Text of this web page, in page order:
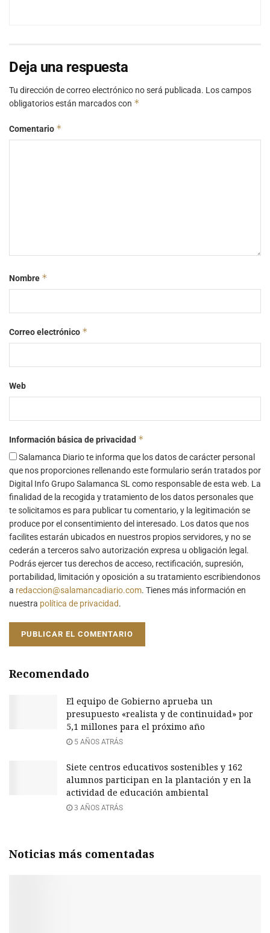
Deja una respuesta
Tu dirección de correo electrónico no será publicada. Los campos
obligatorios están marcados con *
Comentario *
Nombre *
Correo electrónico *
Web
Información básica de privacidad *
Salamanca Diario te informa que los datos de carácter personal
que nos proporciones rellenando este formulario serán tratados por
Digital Info Grupo Salamanca SL como responsable de esta web. La
finalidad de la recogida y tratamiento de los datos personales que
te solicitamos es para publicar tu comentario, y la legitimación se
produce por el consentimiento del interesado. Los datos que nos
facilites estarán ubicados en nuestros propios servidores, y no se
cederán a terceros salvo autorización expresa u obligación legal.
Podrás ejercer tus derechos de acceso, rectificación, supresión,
portabilidad, limitación y oposición a su tratamiento escribiendonos
a redaccion@salamancadiario.com. Tienes más información en
nuestra política de privacidad.
Recomendado
El equipo de Gobierno aprueba un
presupuesto «realista y de continuidad» por
5,1 millones para el próximo año
5 AÑOS ATRÁS
Siete centros educativos sostenibles y 162
alumnos participan en la plantación y en la
actividad de educación ambiental
3 AÑOS ATRÁS
Noticias más comentadas